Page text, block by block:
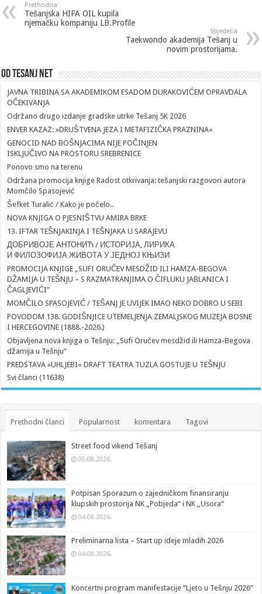
Prethodna
Tešanjska HIFA OIL kupila
njemačku kompaniju LB.Profile
Slijedeća
Taekwondo akademija Tešanj u
novim prostorijama.
Od Tesanj Net
JAVNA TRIBINA SA AKADEMIKOM ESADOM DURAKOVIĆEM OPRAVDALA
OČEKIVANJA
Održano drugo izdanje gradske utrke Tešanj 5K 2026
ENVER KAZAZ: »DRUŠTVENA JEZA I METAFIZIČKA PRAZNINA«
GENOCID NAD BOŠNJACIMA NIJE POČINJEN
ISKLJUČIVO NA PROSTORU SREBRENICE
Ponovo smo na terenu
Održana promocija knjige Radost otkrivanja: tešanjski razgovori autora
Momčilo Spasojević
Šefket Turalić / Kako je počelo..
NOVA KNJIGA O PJESNIŠTVU AMIRA BRKE
13. IFTAR TEŠNJAKINJA I TEŠNJAKA U SARAJEVU
ДОБРИВОЈЕ АНТОНИЋ / ИСТОРИЈА, ЛИРИКА
И ФИЛОЗОФИЈА ЖИВОТА У ЈЕДНОЈ КЊИЗИ
PROMOCIJA KNJIGE „SUFI ORUČEV MESDŽID ILI HAMZA-BEGOVA
DŽAMIJA U TEŠNJU – S RAZMATRANJIMA O ČIFLUKU JABLANICA I
ČAGLJEVIĆI”
MOMČILO SPASOJEVIĆ / TEŠANJ JE UVIJEK IMAO NEKO DOBRO U SEBI
POVODOM 138. GODIŠNJICE UTEMELJENJA ZEMALJSKOG MUZEJA BOSNE
I HERCEGOVINE (1888.-2026.)
Objavljena nova knjiga o Tešnju: „Sufi Oručev mesdžid ili Hamza-Begova
džamija u Tešnju“
PREDSTAVA »UHLJEBI« DRAFT TEATRA TUZLA GOSTUJE U TEŠNJU
Svi članci (11638)
Prethodni članci Popularnost komentara Tagovi
Street food vikend Tešanj
05.08.2026.
Potpisan Sporazum o zajedničkom finansiranju
klupskih prostorija NK „Pobjeda“ i NK „Usora“
04.08.2026.
Preliminarna lista – Start up ideje mladih 2026
04.08.2026.
Koncertni program manifestacije “Ljeto u Tešnju 2026”